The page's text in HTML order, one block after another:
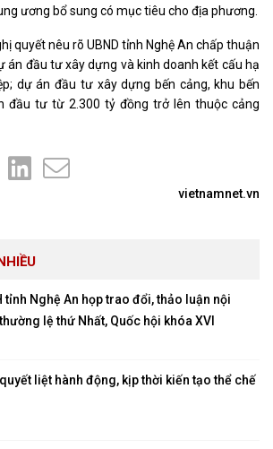
ương bổ sung có mục tiêu cho địa phương.
quyết nêu rõ UBND tỉnh Nghệ An chấp thuận
án đầu tư xây dựng và kinh doanh kết cấu hạ
dự án đầu tư xây dựng bến cảng, khu bến
đầu tư từ 2.300 tỷ đồng trở lên thuộc cảng
vietnamnet.vn
tỉnh Nghệ An họp trao đổi, thảo luận nội
lệ thứ Nhất, Quốc hội khóa XVI
liệt hành động, kịp thời kiến tạo thể chế